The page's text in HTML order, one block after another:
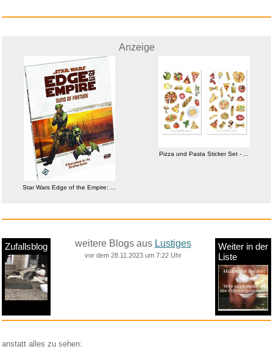
Anzeige
Star Wars Edge of the Empire: ...
Pizza und Pasta Sticker Set - ...
Zufallsblog weitere Blogs aus Lustiges
vor dem 28.11.2023 um 7:22 Uhr
Weiter in der
Liste
anstatt alles zu sehen: